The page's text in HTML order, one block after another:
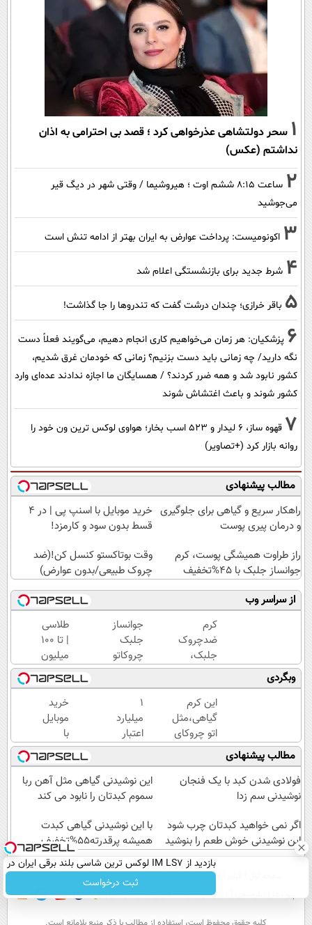
1 سحر دولتشاهی عذرخواهی کرد ؛ قصد بی احترامی به اذان
نداشتم (عکس)
2
ساعت ۸:۱۵ ششم اوت ؛ هیروشیما / وقتی شهر در دیگ قیر
می‌جوشید
3 اکونومیست: پرداخت عوارض به ایران بهتر از ادامه تنش است
4 شرط جدید برای بازنشستگی اعلام شد
5 باقر خرازی؛ چندان درشت گفت که تندروها را جا گذاشت!
6 پزشکیان: هر زمان می‌خواهیم کاری انجام دهیم، می‌گویند فعلاً دست
نگه دارید/ چه زمانی باید دست بزنیم؟ زمانی که خودمان غرق شدیم،
کشور نابود شد و همه ضرر کردند؟ / همسایگان ما اجازه ندادند عده‌ای وارد
کشور شوند و باعث اغتشاش شوند
7
قهوه ساز، 6 لیدار و 523 اسب بخار؛ هواوی لوکس ترین ون خود را
روانه بازار کرد (+تصاویر)
مطالب پیشنهادی
راهکار سریع و گیاهی برای جلوگیری
و درمان پیری پوست
خرید موبایل با اسنپ پی | در ۴
قسط بدون سود و کارمزد!
راز طراوت همیشگی پوست، کرم
جوانساز جلبک با 45%تخفیف
وقت بوتاکستو کنسل کن!(ضد
چروک طبیعی/بدون عوارض)
از سراسر وب
کرم
ضدچروک
جلبک،
جوانسازی
طبیعی
پوست
شما40%تخفیف
جوانساز
جلبک
چروکاتو
مثل اتو
صاف
میکنه
😍
طلاسی
| تا 100
میلیون
وام
آنی
خرید
طلا💰
ثبت
نام
کن!
وبگردی
این کرم
گیاهی،مثل
اتو چروکای
پوستتوصاف
میکنه!50%تخفیف
۱
میلیارد
اعتبار
خرید
طلا |
بدون
ضامن
خرید
موبایل
با
اسنپ
پی | در
۴
قسط
سود و
کارمزد!
مطالب پیشنهادی
فولادی شدن کبد با یک فنجان
نوشیدنی سم زدا
این نوشیدنی گیاهی مثل آهن ربا
سموم کبدتان را نابود می کند
اگر نمی خواهید کبدتان چرب شود
این نوشیدنی خوش طعم را بنوشید
با این نوشیدنی گیاهی کبدت
همیشه پرقدرته55%تخفیف
بازدید از IM LS7 لوکس ترین شاسی بلند برقی ایران در
باشگاه انقلاب
ثبت درخواست عصر ایران۲ درباره عصرایران تماس با ما
آب و هوا اوقات شرعی سواد زندگی